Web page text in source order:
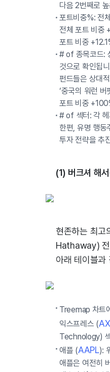
다음 2번째로
포트비중%: 전
전체 포트 비중
포트 비중
# of 종목코드:
것으로 확인됩
펀드들은 상대
‘중국의 워런
포트 비중
# of 섹터: 각 헤
한편, 유명 행동
투자 전략을 추
(1) 버크셔 해
현존하는 최
Hathaway) 전
아래 테이블과
Treemap 차트
익스프레스 (
Technology)
애플 (AAPL):
애플은 여전히